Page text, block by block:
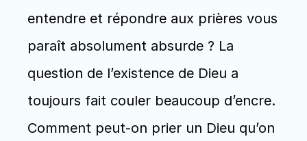
entendre et répondre aux prières vous
paraît absolument absurde ? La
question de l’existence de Dieu a
toujours fait couler beaucoup d’encre.
Comment peut-on prier un Dieu qu’on